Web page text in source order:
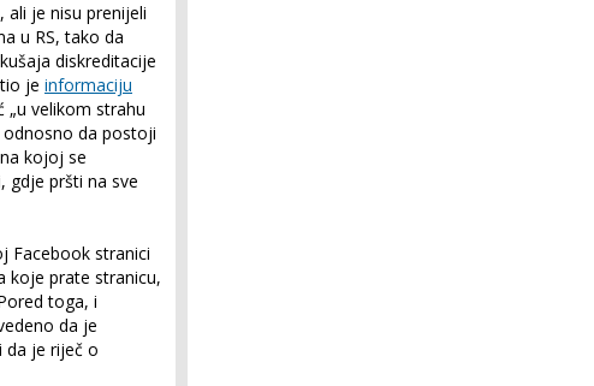
ali je nisu prenijeli
u RS, tako da
diskreditacije
je informaciju
„u velikom strahu
da postoji
kojoj se
gdje pršti na sve
Facebook stranici
koje prate stranicu,
toga, i
da je
da je riječ o